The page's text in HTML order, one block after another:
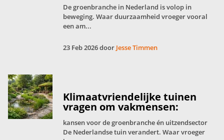
De groenbranche in Nederland is volop in
beweging. Waar duurzaamheid vroeger vooral
een am...
23 Feb 2026 door Jesse Timmen
Klimaatvriendelijke tuinen
vragen om vakmensen:
kansen voor de groenbranche én uitzendsector
De Nederlandse tuin verandert. Waar vroeger